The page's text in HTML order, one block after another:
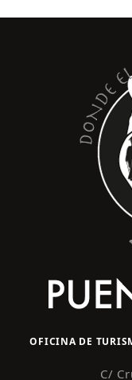
OFICINA DE
C/